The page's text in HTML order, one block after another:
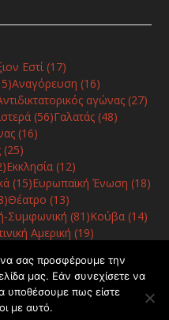
Εστί(17)
Αναγόρευση (16)
αγώνας (27)
(56)Γαλατάς (48)
(16)
(25)
Εκκλησία (12)
(15)Ευρωπαϊκή Ένωση (18)
Θέατρο (13)
Συμφωνική (81)Κούβα (14)
Αμερική (19)
Ένωση(10)
(78)Τραγωδία(10)
(10)Χορός (8)
σας προσφέρουμε την
μας. Εάν συνεχίσετε να
υποθέσουμε πως είστε
με αυτό.